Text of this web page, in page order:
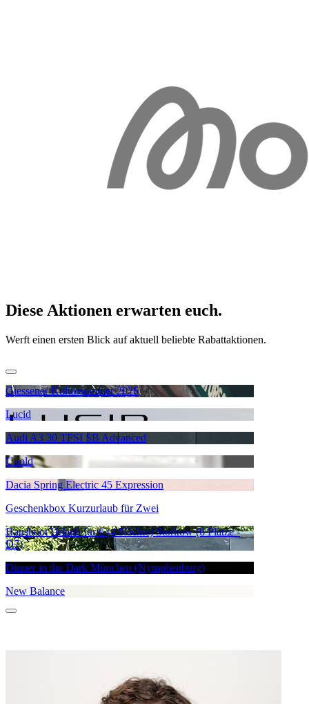
Diese Aktionen erwarten euch.
Werft einen ersten Blick auf aktuell beliebte Rabattaktionen.
Giessener Kultursommer 2026
Lucid
Audi A3 30 TFSI SB Advanced
Unold
Dacia Spring Electric 45 Expression
Geschenkbox Kurzurlaub für Zwei
Hausboot Urlaub für 6 (4 Nächte) Storkow (6 Plätze -
D7)
Dinner in the Dark München (Nymphenburg)
New Balance